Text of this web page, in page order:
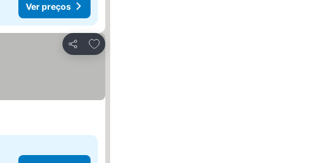
Ver preços
Partilhar
Adicionar aos favoritos